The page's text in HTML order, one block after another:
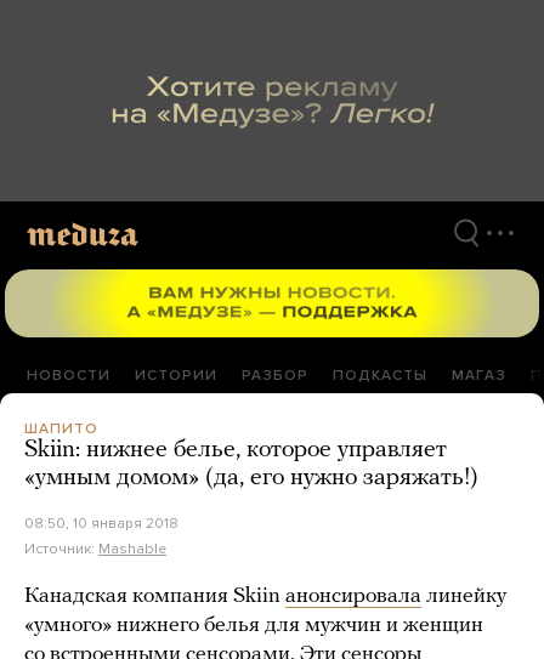
НОВОСТИ ИСТОРИИ РАЗБОР ПОДКАСТЫ МАГАЗ
ШАПИТО
Skiin: нижнее белье, которое управляет
«умным домом» (да, его нужно заряжать!)
08:50, 10 января 2018
Источник: Mashable
Канадская компания Skiin анонсировала линейку
«умного» нижнего белья для мужчин и женщин